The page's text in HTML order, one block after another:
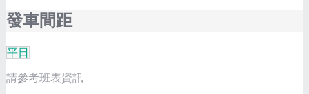
發車間距
平日
請參考班表資訊